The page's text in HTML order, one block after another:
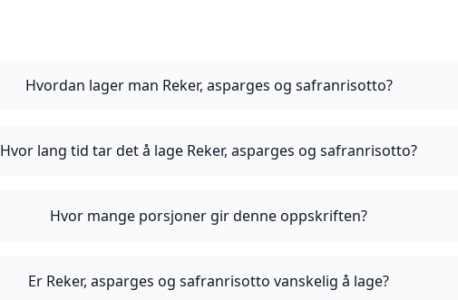
Hvordan lager man Reker, asparges og safranrisotto?
Hvor lang tid tar det å lage Reker, asparges og safranrisotto?
Hvor mange porsjoner gir denne oppskriften?
Er Reker, asparges og safranrisotto vanskelig å lage?